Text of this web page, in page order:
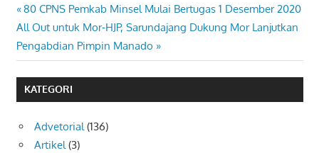
Navigasi
pos
Previous
Post:
80 CPNS Pemkab Minsel Mulai Bertugas 1 Desember 2020
Next
Post:
All Out untuk Mor-HJP, Sarundajang Dukung Mor Lanjutkan
Pengabdian Pimpin Manado
KATEGORI
Advetorial(136)
Artikel(3)